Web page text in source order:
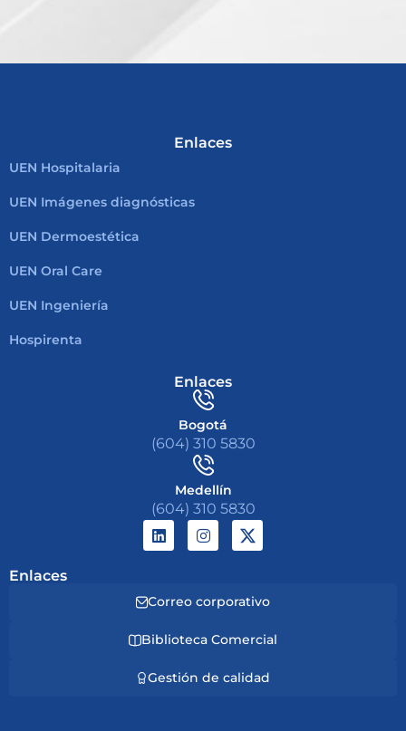
Enlaces
UEN Hospitalaria
UEN Imágenes diagnósticas
UEN Dermoestética
UEN Oral Care
UEN Ingeniería
Hospirenta
Enlaces
Bogotá
(604) 310 5830
Medellín
(604) 310 5830
Enlaces
Correo corporativo
Biblioteca Comercial
Gestión de calidad